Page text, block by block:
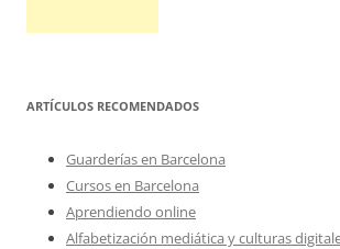
ARTÍCULOS RECOMENDADOS
Guarderías en Barcelona
Cursos en Barcelona
Aprendiendo online
Alfabetización mediática y culturas